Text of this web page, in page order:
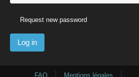
Request new password
FAQ Mentions légales